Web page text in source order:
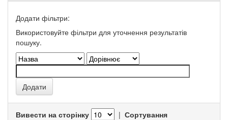
Додати фільтри:
Використовуйте фільтри для уточнення результатів
пошуку.
Вивести на сторінку | Сортування